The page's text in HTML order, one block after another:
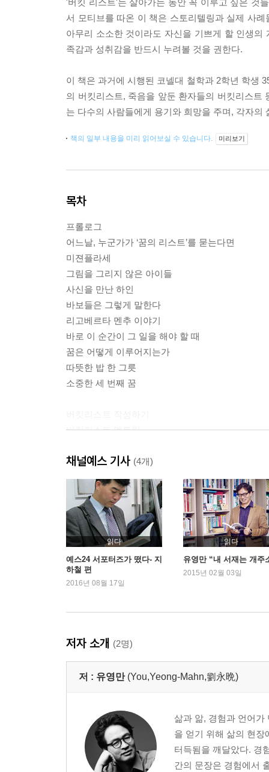
'버킷 리스트'는 살아가는 동안 꼭 이루고 싶은 것
서 모티브를 따온 이 책은 스토리텔링과 실제 사
아무리 소소한 것이라도 자신을 기쁘게 할 인생
족감과 성취감을 반드시 누려볼 것을 권한다.
이 책은 과거에 시행된 코넬대 철학과 2학년 학생
의 버킷리스트, 죽음을 앞둔 환자들의 버킷리스
는 다수의 사람들에게 용기와 희망을 주며, 각자
책의 일부 내용을 미리 읽어보실 수 있습니다. 미리보기
목차
프롤로그
어느날, 누군가가 ‘꿈의 리스트’를 묻는다면
미젼플라세
그림을 그리지 않은 아이들
사신을 만난 하인
바보들은 그렇게 말한다
리고베르타 멘추 이야기
바로 이 순간이 그 일을 해야 할 때
꿈은 어떻게 이루어지는가
따뜻한 밥 한 그릇
소중한 세 번째 꿈
버킷리스트 멘토링
채널예스 기사 (4개)
읽다
예스24 서포터즈가 떴다- 지
하철 편
2016년 08월 17일
읽다
유영만 “내 서재는 개주
2015년 02월 03일
저자 소개 (2명)
저 : 유영만 (You,Yeong-Mahn,劉永晩)
삶과 앎, 경험과 언어
을 얻기 위해 삶의 현장
터득됨을 깨달았다. 경
간의 문장은 경험에서